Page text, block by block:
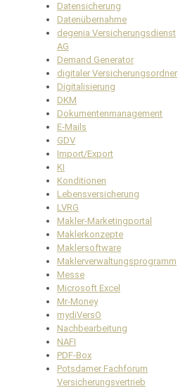
Datensicherung
Datenübernahme
degenia Versicherungsdienst
AG
Demand Generator
digitaler Versicherungsordner
Digitalisierung
DKM
Dokumentenmanagement
E-Mails
GDV
Import/Export
KI
Konditionen
Lebensversicherung
LVRG
Makler-Marketingportal
Maklerkonzepte
Maklersoftware
Maklerverwaltungsprogramm
Messe
Microsoft Excel
Mr-Money
mydiVersO
Nachbearbeitung
NAFI
PDF-Box
Potsdamer Fachforum
Versicherungsvertrieb